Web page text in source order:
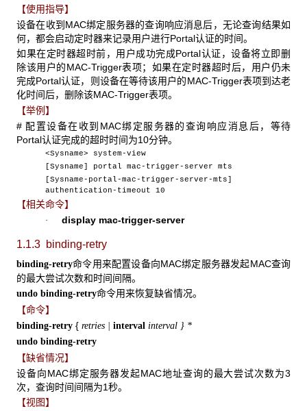
【使用指导】
设备在收到MAC绑定服务器的查询响应消息后，无论查询结果如
何，都会启动定时器来记录用户进行Portal认证的时间。
如果在定时器超时前，用户成功完成Portal认证，设备将立即删
除该用户的MAC-Trigger表项；如果在定时器超时后，用户仍未
完成Portal认证，则设备在等待该用户的MAC-Trigger表项到达老
化时间后，删除该MAC-Trigger表项。
【举例】
# 配置设备在收到MAC绑定服务器的查询响应消息后，等待
Portal认证完成的超时时间为10分钟。
<Sysname> system-view
[Sysname] portal mac-trigger-server mts
[Sysname-portal-mac-trigger-server-mts]
authentication-timeout 10
【相关命令】
· display mac-trigger-server
1.1.3 binding-retry
binding-retry命令用来配置设备向MAC绑定服务器发起MAC查询
的最大尝试次数和时间间隔。
undo binding-retry命令用来恢复缺省情况。
【命令】
binding-retry { retries | interval interval } *
undo binding-retry
【缺省情况】
设备向MAC绑定服务器发起MAC地址查询的最大尝试次数为3
次，查询时间间隔为1秒。
【视图】